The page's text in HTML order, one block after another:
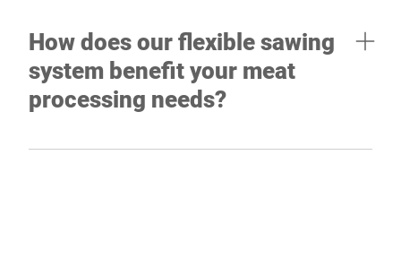
How does our flexible sawing
system benefit your meat
processing needs?